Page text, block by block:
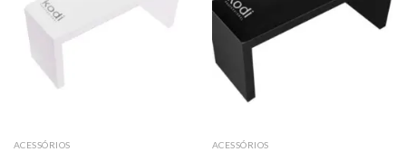
ACESSÓRIOS ACESSÓRIOS